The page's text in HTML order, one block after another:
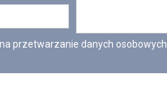
przetwarzanie danych osobowych